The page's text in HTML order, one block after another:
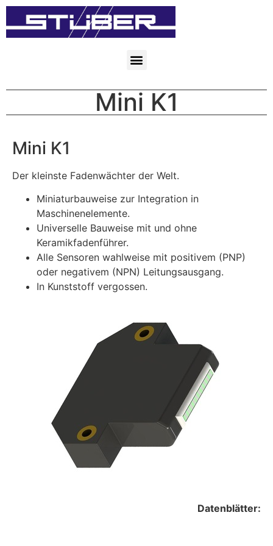
Mini K1
Mini K1
Der kleinste Fadenwächter der Welt.
Miniaturbauweise zur Integration in
Maschinenelemente.
Universelle Bauweise mit und ohne
Keramikfadenführer.
Alle Sensoren wahlweise mit positivem (PNP)
oder negativem (NPN) Leitungsausgang.
In Kunststoff vergossen.
Datenblätter: